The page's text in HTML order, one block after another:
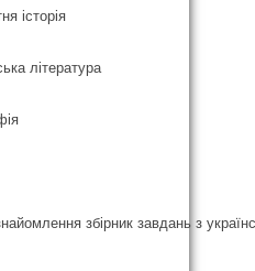
історія
література
збірник завдань з